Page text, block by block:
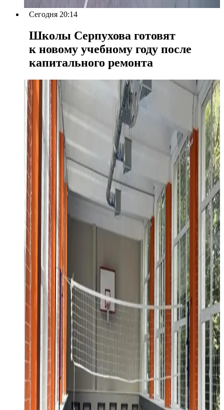
Сегодня 20:14
Школы Серпухова готовят
к новому учебному году после
капитального ремонта